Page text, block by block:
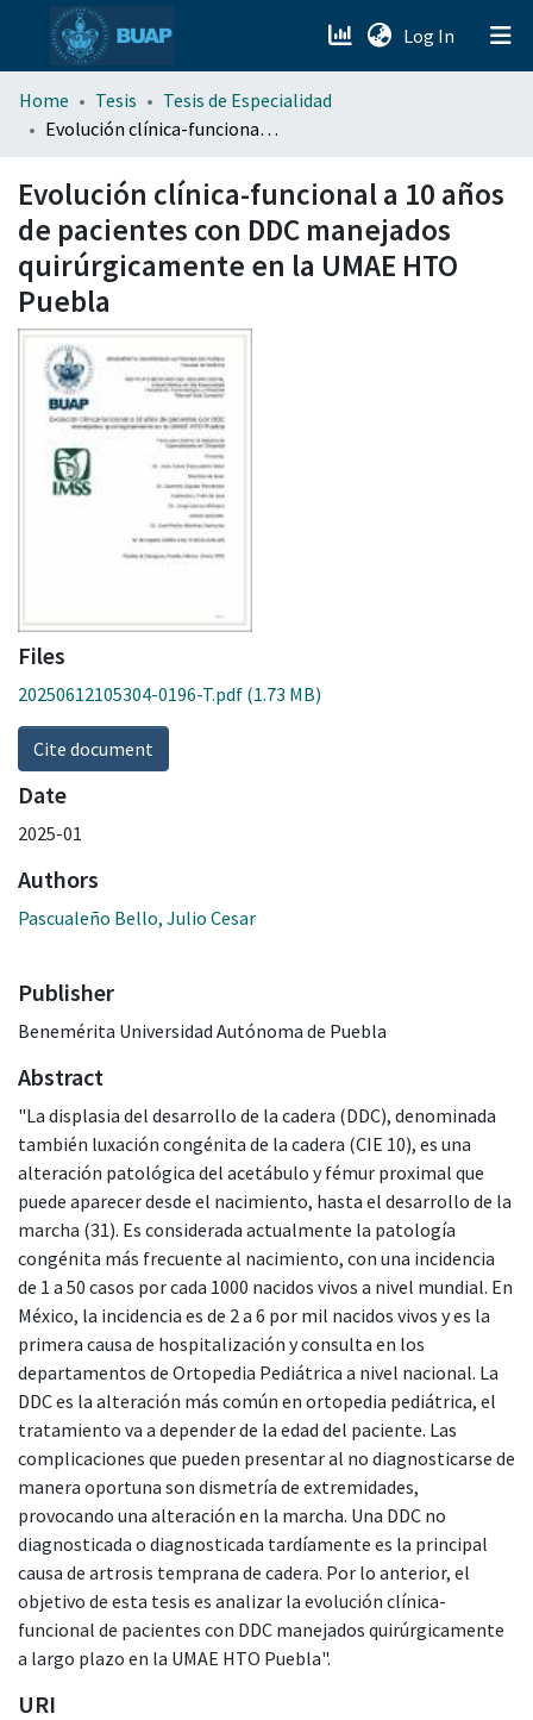
Log In (current)
menu.section.about_menu
Home Tesis
Tesis de Especialidad
Evolución clínica-funcional a 10 años de pacientes con DDC manejados quirúrgicamente en la UMAE HTO Puebla
Evolución clínica-funcional a 10 años
de pacientes con DDC manejados
quirúrgicamente en la UMAE HTO
Puebla
Files
20250612105304-0196-T.pdf (1.73 MB)
Cite document
Date
2025-01
Authors
Pascualeño Bello, Julio Cesar
Publisher
Benemérita Universidad Autónoma de Puebla
Abstract
"La displasia del desarrollo de la cadera (DDC), denominada
también luxación congénita de la cadera (CIE 10), es una
alteración patológica del acetábulo y fémur proximal que
puede aparecer desde el nacimiento, hasta el desarrollo de la
marcha (31). Es considerada actualmente la patología
congénita más frecuente al nacimiento, con una incidencia
de 1 a 50 casos por cada 1000 nacidos vivos a nivel mundial. En
México, la incidencia es de 2 a 6 por mil nacidos vivos y es la
primera causa de hospitalización y consulta en los
departamentos de Ortopedia Pediátrica a nivel nacional. La
DDC es la alteración más común en ortopedia pediátrica, el
tratamiento va a depender de la edad del paciente. Las
complicaciones que pueden presentar al no diagnosticarse de
manera oportuna son dismetría de extremidades,
provocando una alteración en la marcha. Una DDC no
diagnosticada o diagnosticada tardíamente es la principal
causa de artrosis temprana de cadera. Por lo anterior, el
objetivo de esta tesis es analizar la evolución clínica-
funcional de pacientes con DDC manejados quirúrgicamente
a largo plazo en la UMAE HTO Puebla".
URI